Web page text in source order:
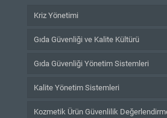
Kriz Yönetimi
Gıda Güvenliği ve Kalite Kültürü
Gıda Güvenliği Yönetim Sistemleri
Kalite Yönetim Sistemleri
Kozmetik Ürün Güvenlilik